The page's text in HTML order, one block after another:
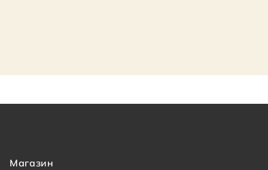
Магазин